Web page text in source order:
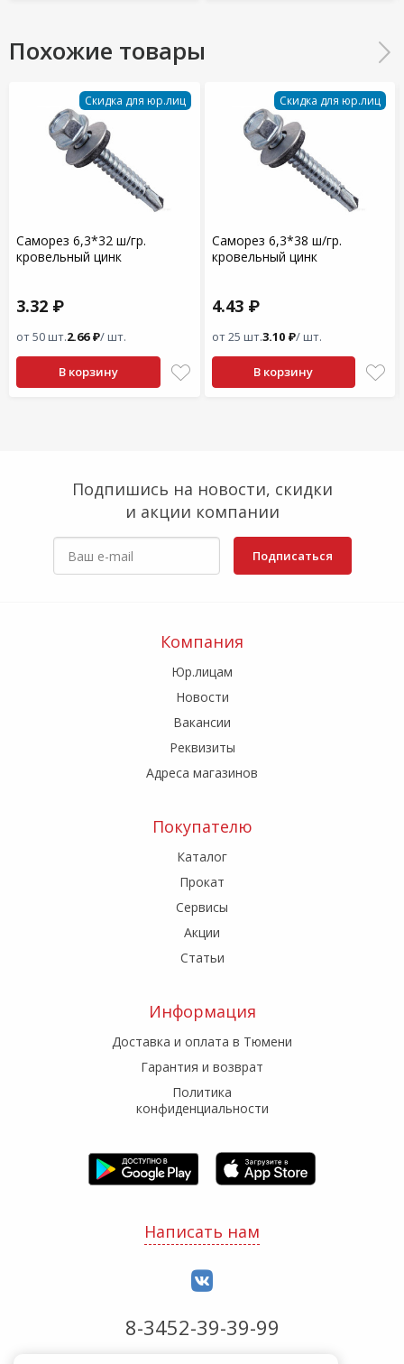
Похожие товары
Скидка для юр.лиц
Саморез 6,3*32 ш/гр.
кровельный цинк
3.32 ₽
от 50 шт.2.66 ₽/ шт.
В корзину
Скидка для юр.лиц
Саморез 6,3*38 ш/гр.
кровельный цинк
4.43 ₽
от 25 шт.3.10 ₽/ шт.
В корзину
Подпишись на новости, скидки
и акции компании
Подписаться
Компания
Юр.лицам
Новости
Вакансии
Реквизиты
Адреса магазинов
Покупателю
Каталог
Прокат
Сервисы
Акции
Статьи
Информация
Доставка и оплата в Тюмени
Гарантия и возврат
Политика
конфиденциальности
Написать нам
8-3452-39-39-99